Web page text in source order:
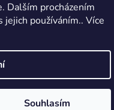
Dalším procházením
používáním.. Více
Souhlasím